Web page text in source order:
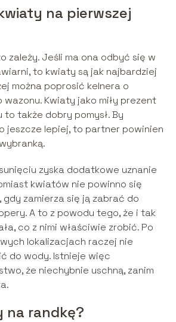
na pierwszej
zależy. Jeśli ma ona odbyć się w
to kwiaty są jak najbardziej
można poprosić kelnera o
Kwiaty jako miły prezent
także dobry pomysł. By
jeszcze lepiej, to partner powinien
zyska dodatkowe uznanie
kwiatów nie powinno się
zamierza się ją zabrać do
A to z powodu tego, że i tak
co z nimi właściwie zrobić. Po
lokalizacjach raczej nie
do wody. Istnieje więc
że niechybnie uschną, zanim
na randkę?